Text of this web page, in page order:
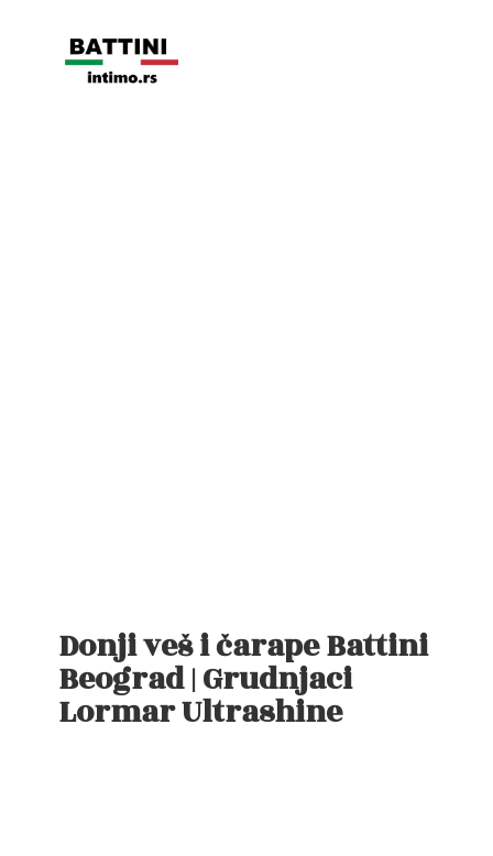
Donji veš i čarape Battini
Beograd | Grudnjaci
Lormar Ultrashine